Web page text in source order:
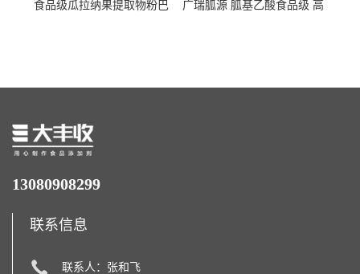
食品级瓜拉纳果提取物粉巴
广瑞胍源 胍基乙酸食品级 高
13080908299
联系信息
联系人：张和飞